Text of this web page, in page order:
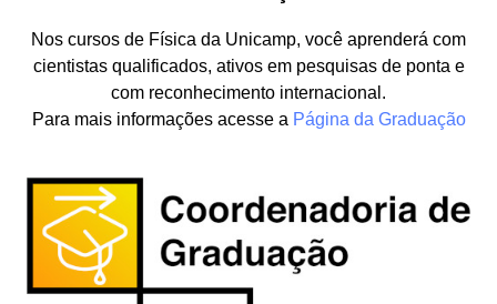
Nos cursos de Física da Unicamp, você aprenderá com
cientistas qualificados, ativos em pesquisas de ponta e
com reconhecimento internacional.
Para mais informações acesse a Página da Graduação